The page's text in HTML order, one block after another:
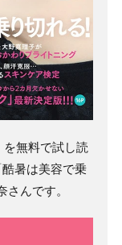
無料で試し読
暑は美容で乗
んです。